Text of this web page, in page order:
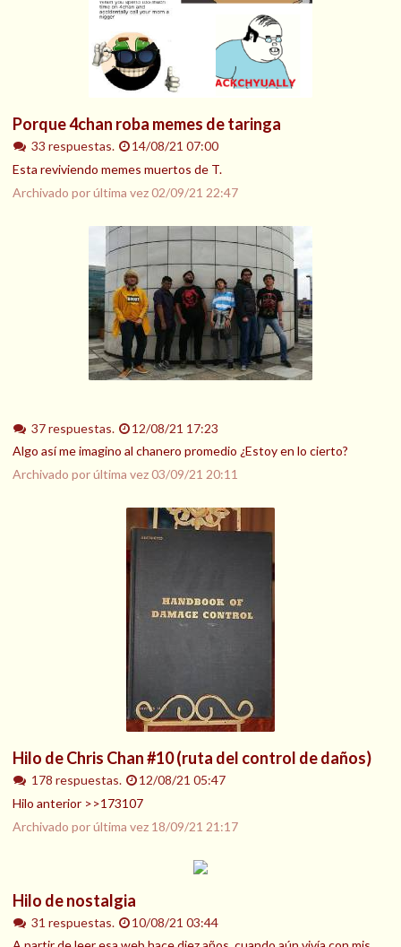
Porque 4chan roba memes de taringa
33 respuestas.
14/08/21 07:00
Esta reviviendo memes muertos de T.
Archivado por última vez02/09/21 22:47
37 respuestas.
12/08/21 17:23
Algo así me imagino al chanero promedio ¿Estoy en lo cierto?
Archivado por última vez03/09/21 20:11
Hilo de Chris Chan #10 (ruta del control de daños)
178 respuestas.
12/08/21 05:47
Hilo anterior >>173107
Archivado por última vez 18/09/21 21:17
Hilo de nostalgia
31 respuestas.
10/08/21 03:44